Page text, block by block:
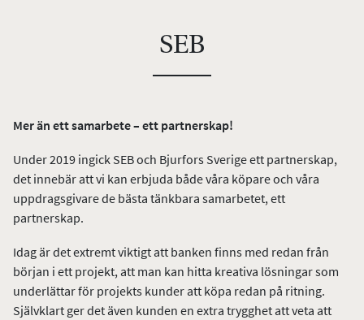
SEB
Mer än ett samarbete – ett partnerskap!
Under 2019 ingick SEB och Bjurfors Sverige ett partnerskap,
det innebär att vi kan erbjuda både våra köpare och våra
uppdragsgivare de bästa tänkbara samarbetet, ett
partnerskap.
Idag är det extremt viktigt att banken finns med redan från
början i ett projekt, att man kan hitta kreativa lösningar som
underlättar för projekts kunder att köpa redan på ritning.
Självklart ger det även kunden en extra trygghet att veta att